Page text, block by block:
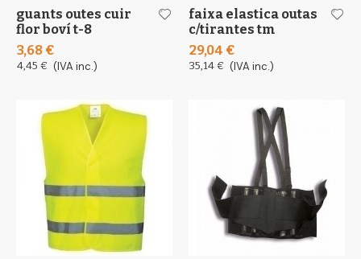
guants outes cuir
flor boví t-8
3,68 €
4,45 € (IVA inc.)
faixa elastica outas
c/tirantes tm
29,04 €
35,14 € (IVA inc.)